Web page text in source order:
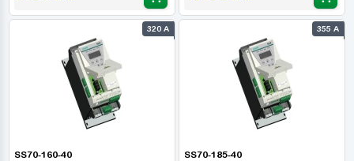
320 А
SS70-160-40
355 А
SS70-185-40